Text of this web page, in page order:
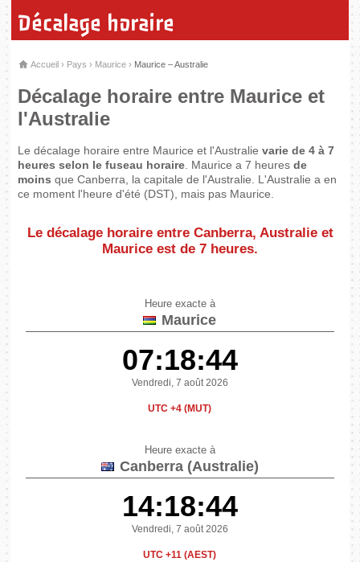
Décalage horaire
Accueil › Pays › Maurice › Maurice – Australie
Décalage horaire entre Maurice et
l'Australie
Le décalage horaire entre Maurice et l'Australievarie de 4 à 7
heures selon le fuseau horaire . Maurice a 7 heuresde
moins que Canberra, la capitale de l'Australie. L'Australie a en
ce moment l'heure d'été (DST), mais pas Maurice.
Le décalage horaire entre Canberra, Australie et
Maurice est de 7 heures.
Heure exacte à
Maurice
07:18:44
Vendredi, 7 août 2026
UTC +4 (MUT)
Heure exacte à
Canberra (Australie)
14:18:44
Vendredi, 7 août 2026
UTC +11 (AEST)